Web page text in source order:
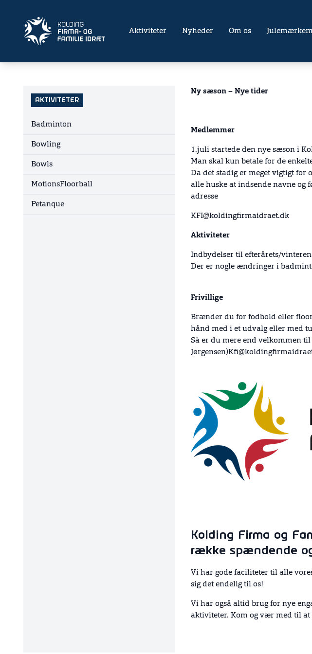
Aktiviteter Nyheder Om os
AKTIVITETER
Badminton
Bowling
Bowls
MotionsFloorball
Petanque
Ny sæson – Nye tider
Medlemmer
1.juli startede den nye sæson i
Man skal kun betale for de
Da det stadig er meget vigtigt for
alle huske at indsende navne og
adresse
KFI@koldingfirmaidraet.dk
Aktiviteter
Indbydelser til efterårets/
Der er nogle ændringer i
Frivillige
Brænder du for fodbold eller
hånd med i et udvalg eller med
Så er du mere end velkommen til
Kolding Firma og
række spændende
Vi har gode faciliteter til alle
sig det endelig til os!
Vi har også altid brug for nye
aktiviteter. Kom og vær med til